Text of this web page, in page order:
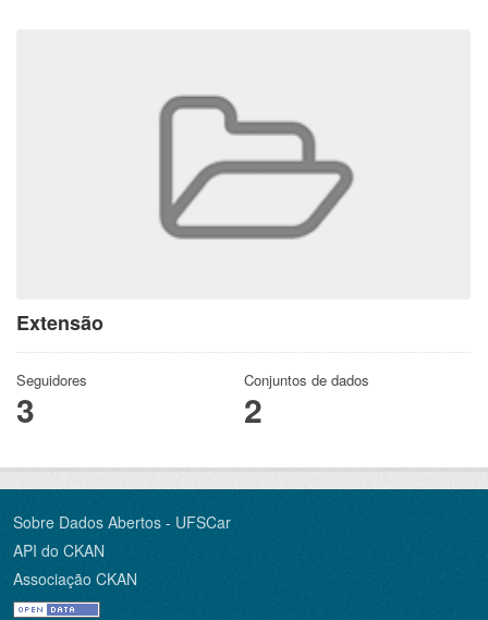
Extensão
Seguidores
3
Conjuntos de dados
2
Sobre Dados Abertos - UFSCar
API do CKAN
Associação CKAN